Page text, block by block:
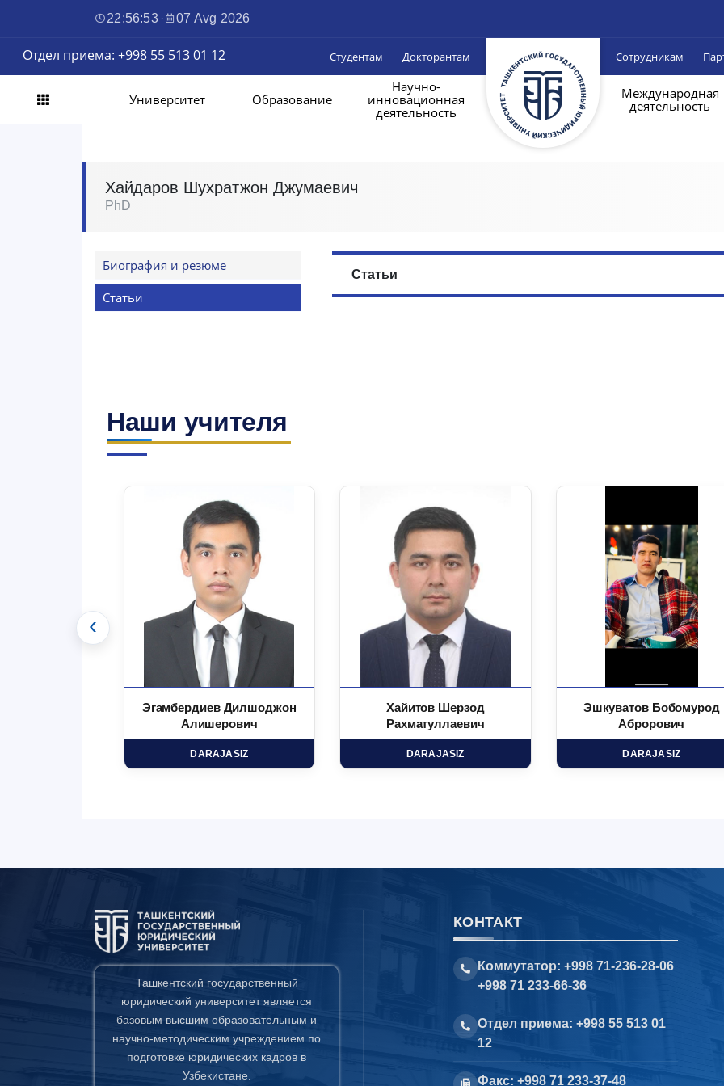
22:56:54 · 07 Avg 2026
Отдел приема: +998 55 513 01 12 Студентам Докторантам Сотрудникам
Университет Образование
Научно-
инновационная
деятельность
Международная
деятельность
Хайдаров Шухратжон Джумаевич
PhD
Биография и резюме
Статьи
Статьи
Наши учителя
Эгамбердиев Дилшоджон
Алишерович
DARAJASIZ
Хайитов Шерзод
Рахматуллаевич
DARAJASIZ
Эшкуватов Бобомурод
Аброрович
DARAJASIZ
‹
Ташкентский государственный
юридический университет является
базовым высшим образовательным и
научно-методическим учреждением по
подготовке юридических кадров в
Узбекистане.
КОНТАКТ
Коммутатор: +998 71-236-28-06
+998 71 233-66-36
Отдел приема: +998 55 513 01
12
Факс: +998 71 233-37-48